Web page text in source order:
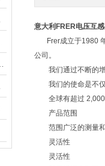
意大利FRER电压互
Frer成立于1980 年
公司。
我们通过不断的增
我们的使命是不仅
全球有超过 2,000
产品范围
范围广泛的测量和
灵活性
灵活性